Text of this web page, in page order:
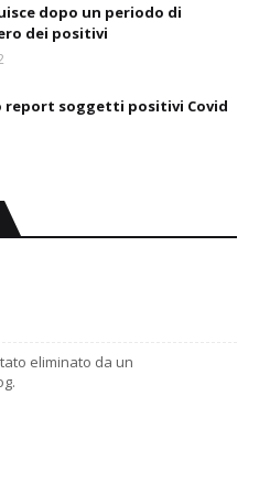
dopo un periodo di
dei positivi
report soggetti positivi Covid
eliminato da un